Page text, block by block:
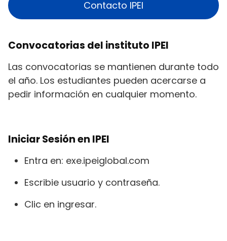
Contacto IPEI
Convocatorias del instituto IPEI
Las convocatorias se mantienen durante todo
el año. Los estudiantes pueden acercarse a
pedir información en cualquier momento.
Iniciar Sesión en IPEI
Entra en: exe.ipeiglobal.com
Escribie usuario y contraseña.
Clic en ingresar.